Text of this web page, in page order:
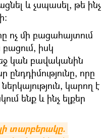
և չսպասել, թե ինչ
ոչ մի բացահայտում
իսկ
կան բավականին
որը
կարող է
ենք և ինչ ելքեր
տարբերակը.